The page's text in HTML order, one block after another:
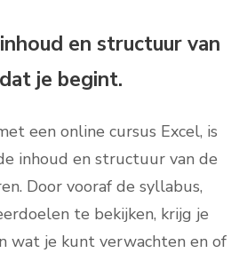
en structuur van
je begint.
een online cursus Excel, is
inhoud en structuur van de
Door vooraf de syllabus,
te bekijken, krijg je
wat je kunt verwachten en of